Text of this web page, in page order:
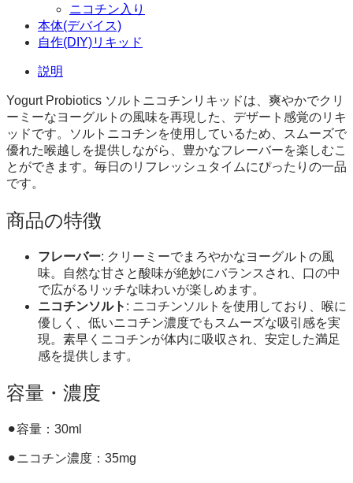
ニコチン入り
本体(デバイス)
自作(DIY)リキッド
説明
Yogurt Probiotics ソルトニコチンリキッドは、爽やかでクリ
ーミーなヨーグルトの風味を再現した、デザート感覚のリキ
ッドです。ソルトニコチンを使用しているため、スムーズで
優れた喉越しを提供しながら、豊かなフレーバーを楽しむこ
とができます。毎日のリフレッシュタイムにぴったりの一品
です。
商品の特徴
フレーバー: クリーミーでまろやかなヨーグルトの風
味。自然な甘さと酸味が絶妙にバランスされ、口の中
で広がるリッチな味わいが楽しめます。
ニコチンソルト : ニコチンソルトを使用しており、喉に
優しく、低いニコチン濃度でもスムーズな吸引感を実
現。素早くニコチンが体内に吸収され、安定した満足
感を提供します。
容量・濃度
⚫︎容量：30ml
⚫︎ニコチン濃度：35mg